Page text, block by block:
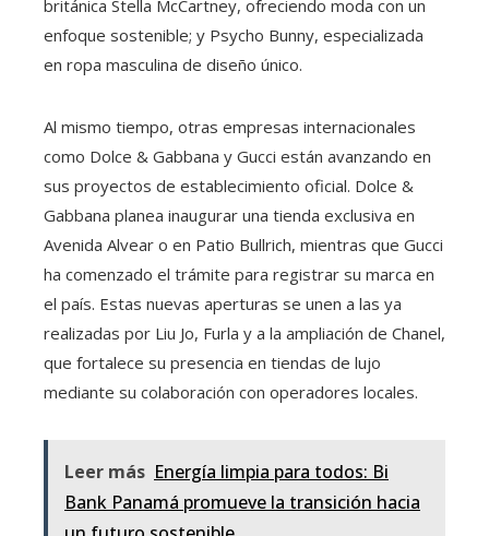
británica Stella McCartney, ofreciendo moda con un
enfoque sostenible; y Psycho Bunny, especializada
en ropa masculina de diseño único.
Al mismo tiempo, otras empresas internacionales
como Dolce & Gabbana y Gucci están avanzando en
sus proyectos de establecimiento oficial. Dolce &
Gabbana planea inaugurar una tienda exclusiva en
Avenida Alvear o en Patio Bullrich, mientras que Gucci
ha comenzado el trámite para registrar su marca en
el país. Estas nuevas aperturas se unen a las ya
realizadas por Liu Jo, Furla y a la ampliación de Chanel,
que fortalece su presencia en tiendas de lujo
mediante su colaboración con operadores locales.
Leer más Energía limpia para todos: Bi
Bank Panamá promueve la transición hacia